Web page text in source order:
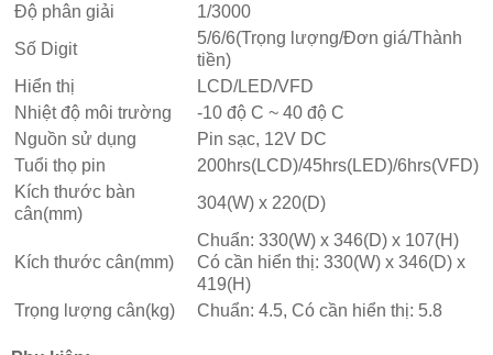
Độ phân giải
1/3000
Số Digit
5/6/6(Trọng lượng/Đơn giá/Thành
tiền)
Hiển thị
LCD/LED/VFD
Nhiệt độ môi trường
-10 độ C ~ 40 độ C
Nguồn sử dụng
Pin sạc, 12V DC
Tuổi thọ pin
200hrs(LCD)/45hrs(LED)/6hrs(VFD)
Kích thước bàn
cân(mm)
304(W) x 220(D)
Kích thước cân(mm)
Chuẩn: 330(W) x 346(D) x 107(H)
Có cần hiển thị: 330(W) x 346(D) x
419(H)
Trọng lượng cân(kg)
Chuẩn: 4.5, Có cần hiển thị: 5.8